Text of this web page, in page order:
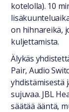
kotelolla). 10
on hihnareikä,
kuljettamista.
Älykäs
Pair, Audio
yhdistämisestä
sujuvaa. JBL
säätää ääntä,